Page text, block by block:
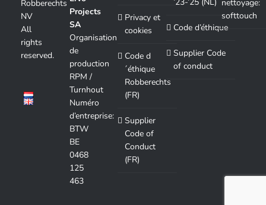
Robberechts
NV
All
rights
reserved.
Projects
SA
Organisation
de
production
RPM /
Turnhout
Numéro
d’entreprise:
BTW
BE
0468
125
463
Privacy et
cookies
Code d
´éthique
Robberechts
(FR)
Supplier
Code of
Conduct
(FR)
Code d’éthique
Supplier Code
of conduct
nettoyage:
softtouch